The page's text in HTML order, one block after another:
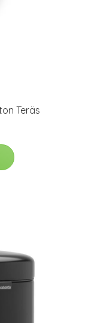
Teräs